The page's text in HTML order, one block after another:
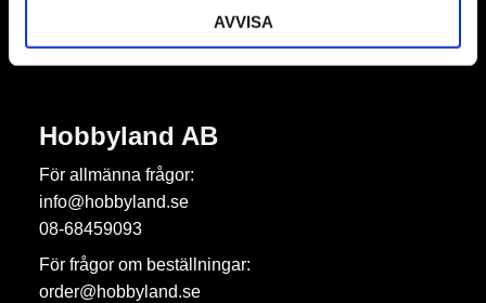
AVVISA
Dina personuppgifter behandlas i enlighet med vår
Hobbyland AB
För allmänna frågor:
info@hobbyland.se
08-68459093
För frågor om beställningar:
order@hobbyland.se